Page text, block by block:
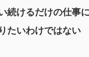
続けるだけの仕事
たいわけではない